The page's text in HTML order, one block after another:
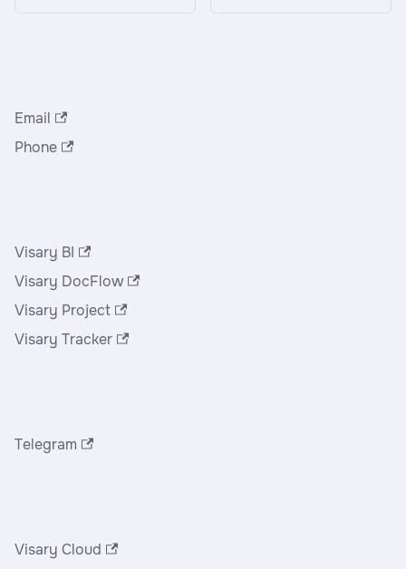
Email
Phone
Visary BI
Visary DocFlow
Visary Project
Visary Tracker
Telegram
Visary Cloud